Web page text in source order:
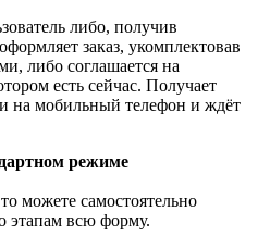
либо, получив
заказ, укомплектовав
либо соглашается на
есть сейчас. Получает
на мобильный телефон и ждёт
режиме
можете самостоятельно
этапам всю форму.